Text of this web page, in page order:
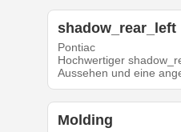
shadow_rear_left
Pontiac
Hochwertiger
Aussehen und eine
Molding